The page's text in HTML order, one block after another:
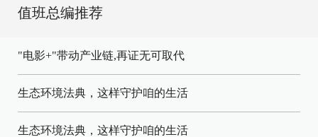
值班总编推荐
"电影+"带动产业链,再证无可取代
生态环境法典，这样守护咱的生活
生态环境法典，这样守护咱的生活